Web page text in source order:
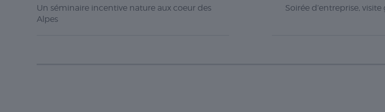
Un séminaire incentive nature aux coeur des
Alpes
Soirée d’entreprise,